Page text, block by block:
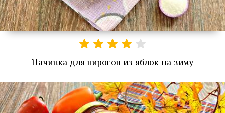
Начинка для пирогов из яблок на зиму